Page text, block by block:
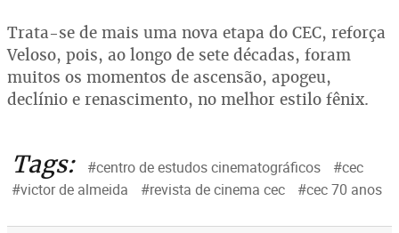
Trata-se de mais uma nova etapa do CEC, reforça
Veloso, pois, ao longo de sete décadas, foram
muitos os momentos de ascensão, apogeu,
declínio e renascimento, no melhor estilo fênix.
Tags: #centro de estudos cinematográficos
#cec
#victor de almeida
#revista de cinema cec #cec 70 anos